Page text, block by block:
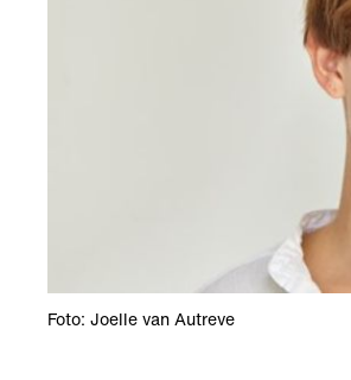
Foto: Joelle van Autreve